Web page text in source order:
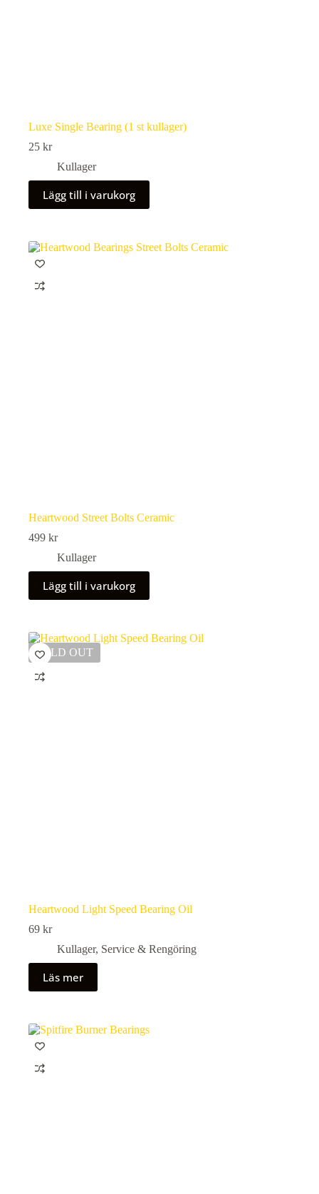
Luxe Single Bearing (1 st kullager)
25 kr
Kullager
Lägg till i varukorg
Heartwood Street Bolts Ceramic
499 kr
Kullager
Lägg till i varukorg
SOLD OUT
Heartwood Light Speed Bearing Oil
69 kr
Kullager, Service & Rengöring
Läs mer